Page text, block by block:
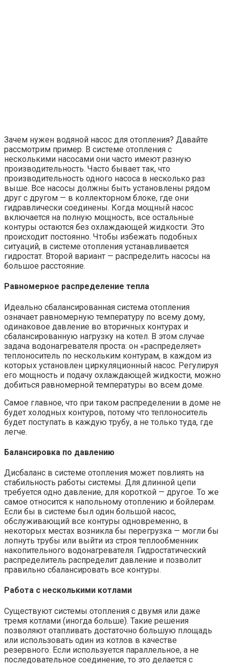
Зачем нужен водяной насос для отопления? Давайте
рассмотрим пример. В системе отопления с
несколькими насосами они часто имеют разную
производительность. Часто бывает так, что
производительность одного насоса в несколько раз
выше. Все насосы должны быть установлены рядом
друг с другом — в коллекторном блоке, где они
гидравлически соединены. Когда мощный насос
включается на полную мощность, все остальные
контуры остаются без охлаждающей жидкости. Это
происходит постоянно. Чтобы избежать подобных
ситуаций, в системе отопления устанавливается
гидростат. Второй вариант — распределить насосы на
большое расстояние.
Равномерное распределение тепла
Идеально сбалансированная система отопления
означает равномерную температуру по всему дому,
одинаковое давление во вторичных контурах и
сбалансированную нагрузку на котел. В этом случае
задача водонагревателя проста: он «распределяет»
теплоноситель по нескольким контурам, в каждом из
которых установлен циркуляционный насос. Регулируя
его мощность и подачу охлаждающей жидкости, можно
добиться равномерной температуры во всем доме.
Самое главное, что при таком распределении в доме не
будет холодных контуров, потому что теплоноситель
будет поступать в каждую трубу, а не только туда, где
легче.
Балансировка по давлению
Дисбаланс в системе отопления может повлиять на
стабильность работы системы. Для длинной цепи
требуется одно давление, для короткой — другое. То же
самое относится к напольному отоплению и бойлерам.
Если бы в системе был один большой насос,
обслуживающий все контуры одновременно, в
некоторых местах возникла бы перегрузка — могли бы
лопнуть трубы или выйти из строя теплообменник
накопительного водонагревателя. Гидростатический
распределитель распределит давление и позволит
правильно сбалансировать все контуры.
Работа с несколькими котлами
Существуют системы отопления с двумя или даже
тремя котлами (иногда больше). Такие решения
позволяют отапливать достаточно большую площадь
или использовать один из котлов в качестве
резервного. Если используется параллельное, а не
последовательное соединение, то это делается с